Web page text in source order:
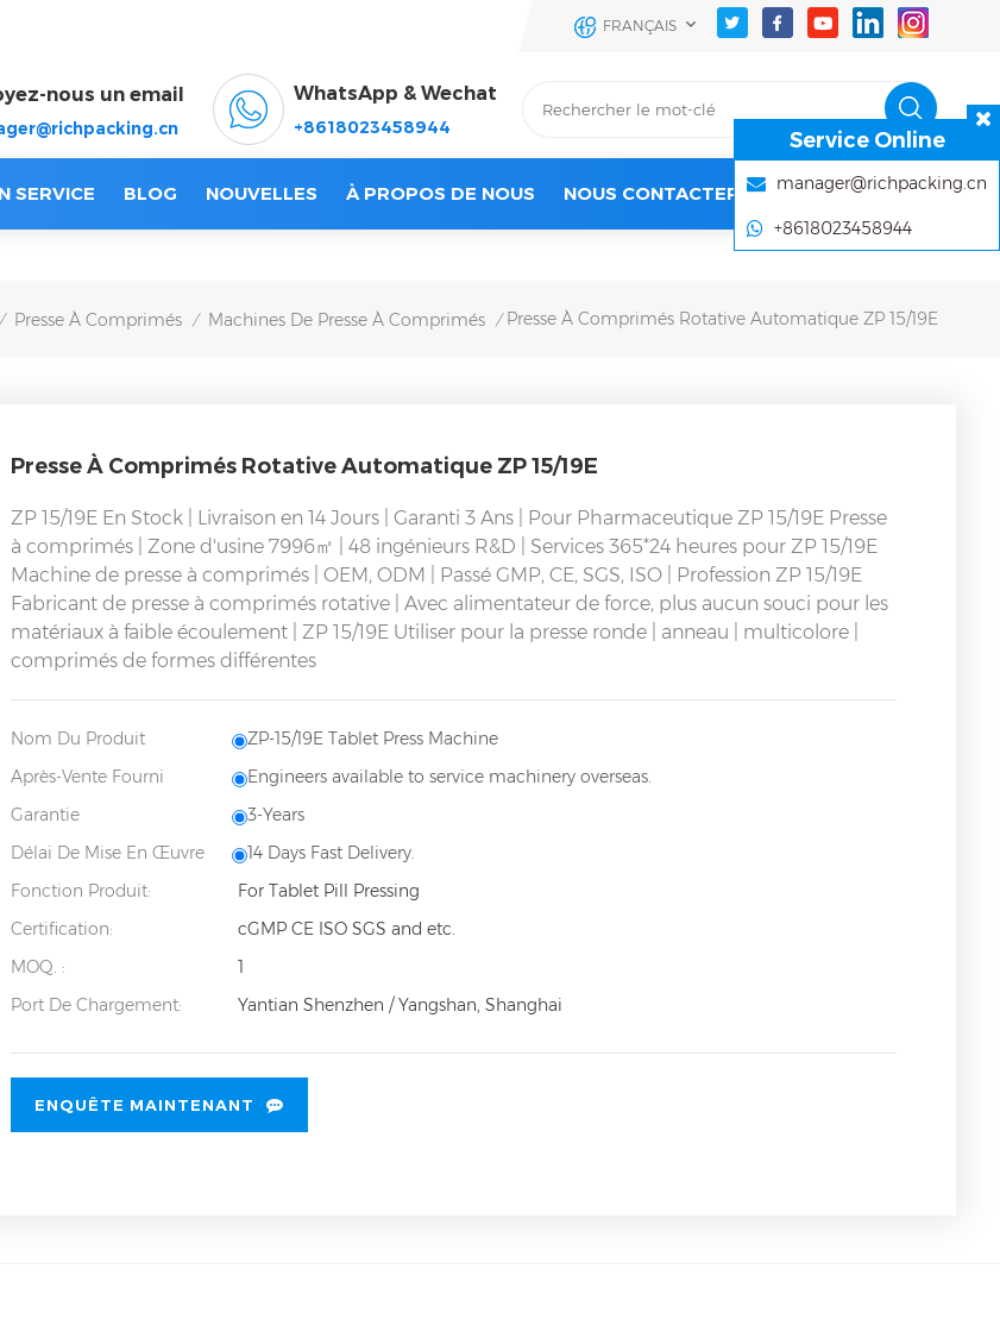
FRANÇAIS
nous un email WhatsApp & Wechat
+8618023458944
SERVICE BLOG NOUVELLES À PROPOS DE NOUS NOUS CONTACTER
/ Presse À Comprimés / Machines De Presse À Comprimés / Presse À Comprimés Rotative Automatique ZP 15/19E
Presse À Comprimés Rotative Automatique ZP 15/19E
ZP 15/19E En Stock | Livraison en 14 Jours | Garanti 3 Ans | Pour Pharmaceutique ZP 15/19E Presse
à comprimés | Zone d'usine 7996㎡ | 48 ingénieurs R&D | Services 365*24 heures pour ZP 15/19E
Machine de presse à comprimés | OEM, ODM | Passé GMP, CE, SGS, ISO | Profession ZP 15/19E
Fabricant de presse à comprimés rotative | Avec alimentateur de force, plus aucun souci pour les
matériaux à faible écoulement |
ZP 15/19E Utiliser pour la presse ronde | anneau | multicolore |
comprimés de formes différentes
Nom Du Produit
ZP-15/19E Tablet Press Machine
Après-Vente Fourni
Engineers available to service machinery overseas.
Garantie
3-Years
Délai De Mise En Œuvre
14 Days Fast Delivery.
Fonction Produit:
For Tablet Pill Pressing
Certification:
cGMP CE ISO SGS and etc.
MOQ. :
1
Port De Chargement:
Yantian Shenzhen / Yangshan, Shanghai
ENQUÊTE MAINTENANT
Service Online
manager@richpacking.cn
+8618023458944